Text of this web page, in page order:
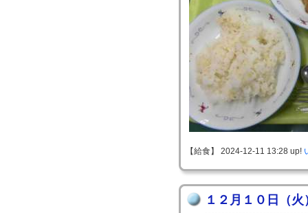
【給食】 2024-12-11 13:28 up!
１２月１０日（火